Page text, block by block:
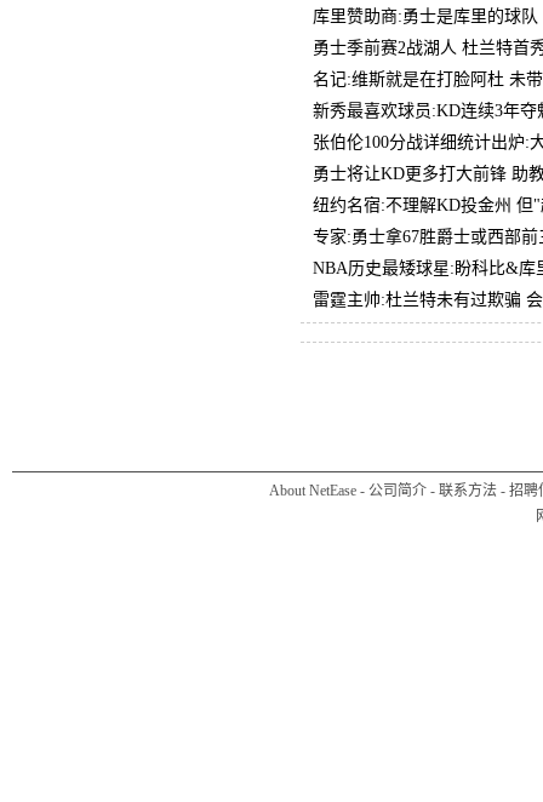
库里赞助商:勇士是库里的球
勇士季前赛2战湖人 杜兰特首
名记:维斯就是在打脸阿杜 未
新秀最喜欢球员:KD连续3年
张伯伦100分战详细统计出炉:
勇士将让KD更多打大前锋 助
纽约名宿:不理解KD投金州 但
专家:勇士拿67胜爵士或西部
NBA历史最矮球星:盼科比&库
雷霆主帅:杜兰特未有过欺骗
About NetEase - 公司简介 - 联系方法 - 招聘